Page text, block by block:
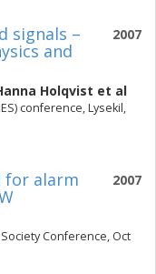
2007
signals –
and
Holqvist et al
conference, Lysekil,
2007
for alarm
Conference, Oct